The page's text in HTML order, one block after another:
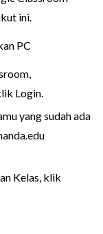
ini.
PC
Login.
yang sudah ada
Kelas, klik